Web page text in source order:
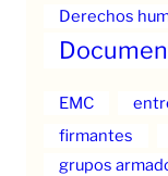
Derechos
EMC
firmantes
grupos